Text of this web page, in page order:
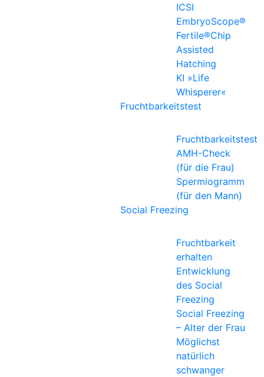
ICSI
EmbryoScope®
Fertile®Chip
Assisted
Hatching
KI »Life
Whisperer«
Fruchtbarkeitstest
Fruchtbarkeitstest
AMH-Check
(für die Frau)
Spermiogramm
(für den Mann)
Social Freezing
Fruchtbarkeit
erhalten
Entwicklung
des Social
Freezing
Social Freezing
– Alter der Frau
Möglichst
natürlich
schwanger